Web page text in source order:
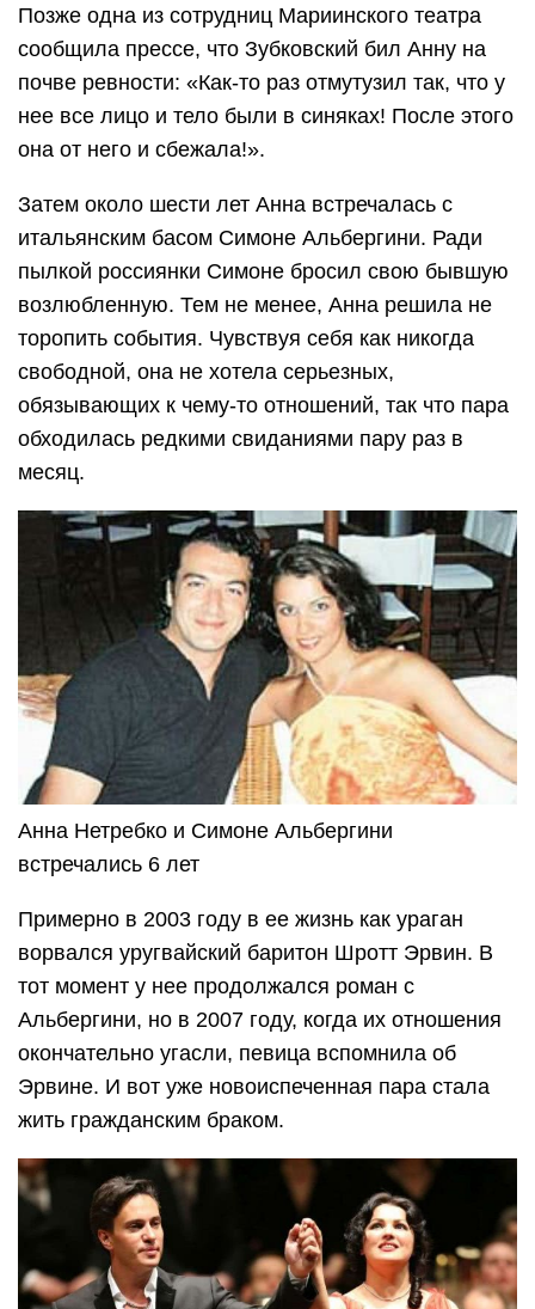
Позже одна из сотрудниц Мариинского театра
сообщила прессе, что Зубковский бил Анну на
почве ревности: «Как-то раз отмутузил так, что у
нее все лицо и тело были в синяках! После этого
она от него и сбежала!».
Затем около шести лет Анна встречалась с
итальянским басом Симоне Альбергини. Ради
пылкой россиянки Симоне бросил свою бывшую
возлюбленную. Тем не менее, Анна решила не
торопить события. Чувствуя себя как никогда
свободной, она не хотела серьезных,
обязывающих к чему-то отношений, так что пара
обходилась редкими свиданиями пару раз в
месяц.
Анна Нетребко и Симоне Альбергини
встречались 6 лет
Примерно в 2003 году в ее жизнь как ураган
ворвался уругвайский баритон Шротт Эрвин. В
тот момент у нее продолжался роман с
Альбергини, но в 2007 году, когда их отношения
окончательно угасли, певица вспомнила об
Эрвине. И вот уже новоиспеченная пара стала
жить гражданским браком.